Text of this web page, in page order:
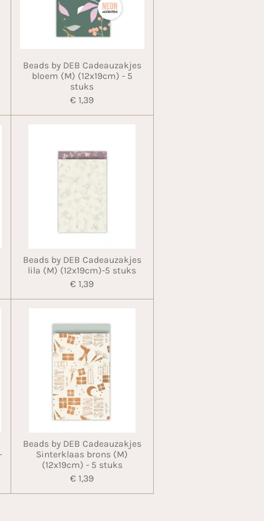
Beads by DEB Cadeauzakjes
bloem (M) (12x19cm) - 5
stuks
€ 1,39
Beads by DEB Cadeauzakjes
lila (M) (12x19cm)-5 stuks
€ 1,39
Beads by DEB Cadeauzakjes
Sinterklaas brons (M)
(12x19cm) - 5 stuks
€ 1,39